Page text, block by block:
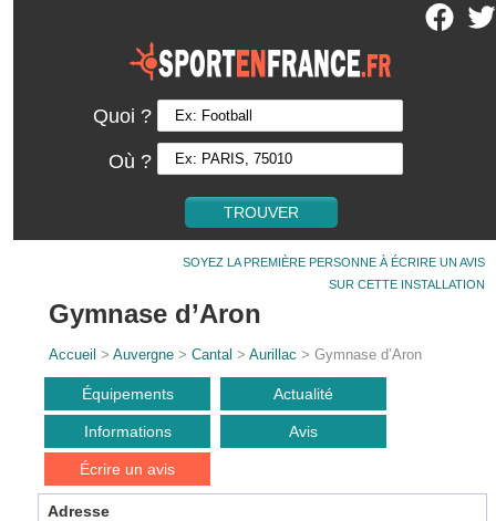
Quoi ?
Où ?
SOYEZ LA PREMIÈRE PERSONNE À ÉCRIRE UN AVIS
SUR CETTE INSTALLATION
Gymnase d’Aron
Accueil >Auvergne >Cantal >Aurillac > Gymnase d’Aron
Équipements Actualité
Informations Avis
Écrire un avis
Adresse